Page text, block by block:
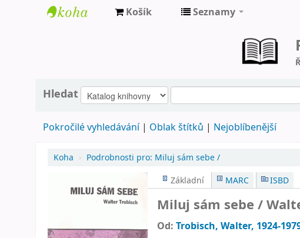
Město
Metují
Košík Seznamy
Hledat
Pokročilé vyhledávání Oblak štítků Nejoblíbenější
Koha › Podrobnosti pro: Miluj sám sebe /
Základní MARC ISBD
Miluj sám sebe /
Od: Trobisch, Walter, 1924-